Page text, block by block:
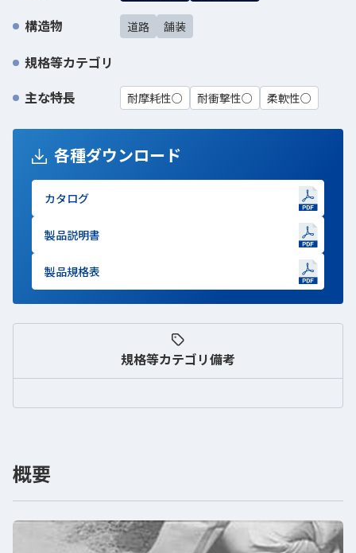
構造物 道路 舗装
規格等カテゴリ
主な特長
耐摩耗性○ 耐衝撃性○ 柔軟性○
各種ダウンロード
カタログ
新しいWindowで開きます
製品説明書
新しいWindowで開きます
製品規格表
新しいWindowで開きます
規格等カテゴリ備考
概要